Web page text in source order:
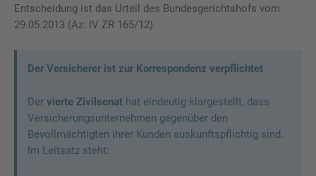
Entscheidung ist das Urteil des Bundesgerichtshofs vom
29.05.2013 (Az: IV ZR 165/12).
Der Versicherer ist zur Korrespondenz verpflichtet
Der vierte Zivilsenat hat eindeutig klargestellt, dass
Versicherungsunternehmen gegenüber den
Bevollmächtigten ihrer Kunden auskunftspflichtig sind.
Im Leitsatz steht: